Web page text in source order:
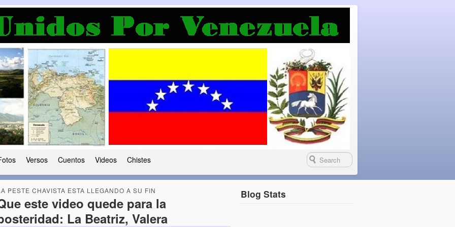
Democracia
le ha caido a esta tierra
Versos Cuentos Videos Chistes
PESTE CHAVISTA ESTA LLEGANDO A SU FIN
este video quede para la
La Beatriz, Valera
Blog Stats